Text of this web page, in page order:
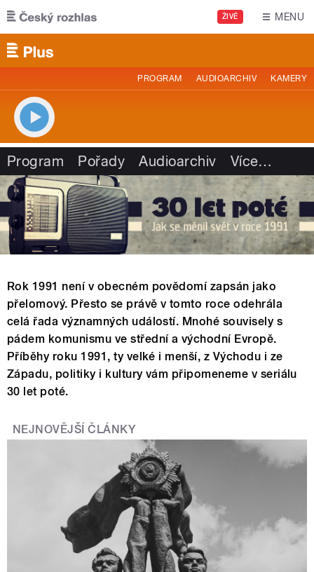
Přejít k hlavnímu obsahu
ŽIVĚ MENU
PROGRAM AUDIOARCHIV KAMERY
Program Pořady Audioarchiv Více…
Rok 1991 není v obecném povědomí zapsán jako
přelomový. Přesto se právě v tomto roce odehrála
celá řada významných událostí. Mnohé souvisely s
pádem komunismu ve střední a východní Evropě.
Příběhy roku 1991, ty velké i menší, z Východu i ze
Západu, politiky i kultury vám připomeneme v seriálu
30 let poté.
NEJNOVĚJŠÍ ČLÁNKY